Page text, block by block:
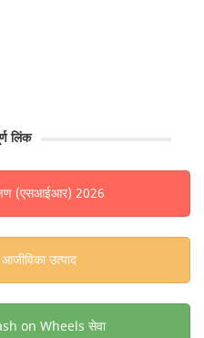
लिंक
(एसआईआर) 2026
उत्पाद
on Wheels सेवा